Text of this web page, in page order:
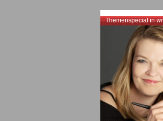
Themenspecial in